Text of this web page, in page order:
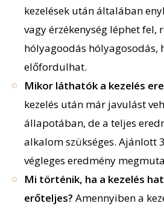
kezelések után általában
vagy érzékenység léphet fel,
hólyagoodás hólyagosodás,
előfordulhat.
Mikor láthatók a kezelés
kezelés után már javulást
állapotában, de a teljes
alkalom szükséges. Ajánlott
végleges eredmény
Mi történik, ha a kezelés
erőteljes? Amennyiben a